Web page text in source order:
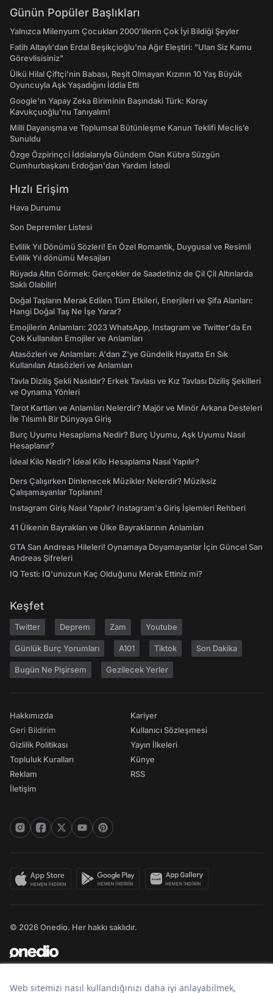
Günün Popüler Başlıkları
Yalnızca Milenyum Çocukları 2000'lilerin Çok İyi Bildiği Şeyler
Fatih Altaylı'dan Erdal Beşikçioğlu'na Ağır Eleştiri: "Ulan Siz Kamu
Görevlisisiniz"
Ülkü Hilal Çiftçi'nin Babası, Reşit Olmayan Kızının 10 Yaş Büyük
Oyuncuyla Aşk Yaşadığını İddia Etti
Google'ın Yapay Zeka Biriminin Başındaki Türk: Koray
Kavukçuoğlu'nu Tanıyalım!
Milli Dayanışma ve Toplumsal Bütünleşme Kanun Teklifi Meclis’e
Sunuldu
Özge Özpirinçci İddialarıyla Gündem Olan Kübra Süzgün
Cumhurbaşkanı Erdoğan'dan Yardım İstedi
Hızlı Erişim
Hava Durumu
Son Depremler Listesi
Evlilik Yıl Dönümü Sözleri! En Özel Romantik, Duygusal ve Resimli
Evlilik Yıl dönümü Mesajları
Rüyada Altın Görmek: Gerçekler de Saadetiniz de Çil Çil Altınlarda
Saklı Olabilir!
Doğal Taşların Merak Edilen Tüm Etkileri, Enerjileri ve Şifa Alanları:
Hangi Doğal Taş Ne İşe Yarar?
Emojilerin Anlamları: 2023 WhatsApp, Instagram ve Twitter'da En
Çok Kullanılan Emojiler ve Anlamları
Atasözleri ve Anlamları: A'dan Z'ye Gündelik Hayatta En Sık
Kullanılan Atasözleri ve Anlamları
Tavla Diziliş Şekli Nasıldır? Erkek Tavlası ve Kız Tavlası Diziliş Şekilleri
ve Oynama Yönleri
Tarot Kartları ve Anlamları Nelerdir? Majör ve Minör Arkana Desteleri
İle Tılsımlı Bir Dünyaya Giriş
Burç Uyumu Hesaplama Nedir? Burç Uyumu, Aşk Uyumu Nasıl
Hesaplanır?
İdeal Kilo Nedir? İdeal Kilo Hesaplama Nasıl Yapılır?
Ders Çalışırken Dinlenecek Müzikler Nelerdir? Müziksiz
Çalışamayanlar Toplanın!
Instagram Giriş Nasıl Yapılır? Instagram'a Giriş İşlemleri Rehberi
41 Ülkenin Bayrakları ve Ülke Bayraklarının Anlamları
GTA San Andreas Hileleri! Oynamaya Doyamayanlar İçin Güncel San
Andreas Şifreleri
IQ Testi: IQ'unuzun Kaç Olduğunu Merak Ettiniz mi?
Keşfet
Twitter Deprem Zam Youtube
Günlük Burç Yorumları A101 Tiktok Son Dakika
Bugün Ne Pişirsem Gezilecek Yerler
Hakkımızda
Geri Bildirim
Gizlilik Politikası
Topluluk Kuralları
Reklam
İletişim
Kariyer
Kullanıcı Sözleşmesi
Yayın İlkeleri
Künye
RSS
© 2026 Onedio. Her hakkı saklıdır.